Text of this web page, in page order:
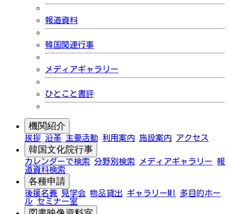
報道資料
韓国関連行事
メディアギャラリー
ひとこと書評
機関紹介
挨拶 沿革 主要活動 利用案内 施設案内 アクセス
韓国文化院行事
カレンダーで検索 分野別検索 メディアギャラリー 報
道資料検索
各種申請
後援名義 見学会 物品貸出 ギャラリーMI
多目的ホー
ル セミナー室